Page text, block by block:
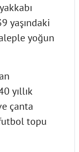
yaşındaki
yoğun
yıllık
çanta
topu